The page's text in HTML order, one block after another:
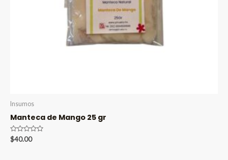
Insumos
Manteca de Mango 25 gr
Valorado
en
$40.00